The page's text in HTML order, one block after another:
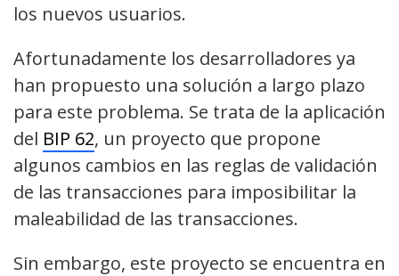
los nuevos usuarios.
Afortunadamente los desarrolladores ya
han propuesto una solución a largo plazo
para este problema. Se trata de la aplicación
del BIP 62, un proyecto que propone
algunos cambios en las reglas de validación
de las transacciones para imposibilitar la
maleabilidad de las transacciones.
Sin embargo, este proyecto se encuentra en